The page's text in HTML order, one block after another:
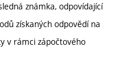
známka, odpovídající
získaných odpovědí na
v rámci zápočtového